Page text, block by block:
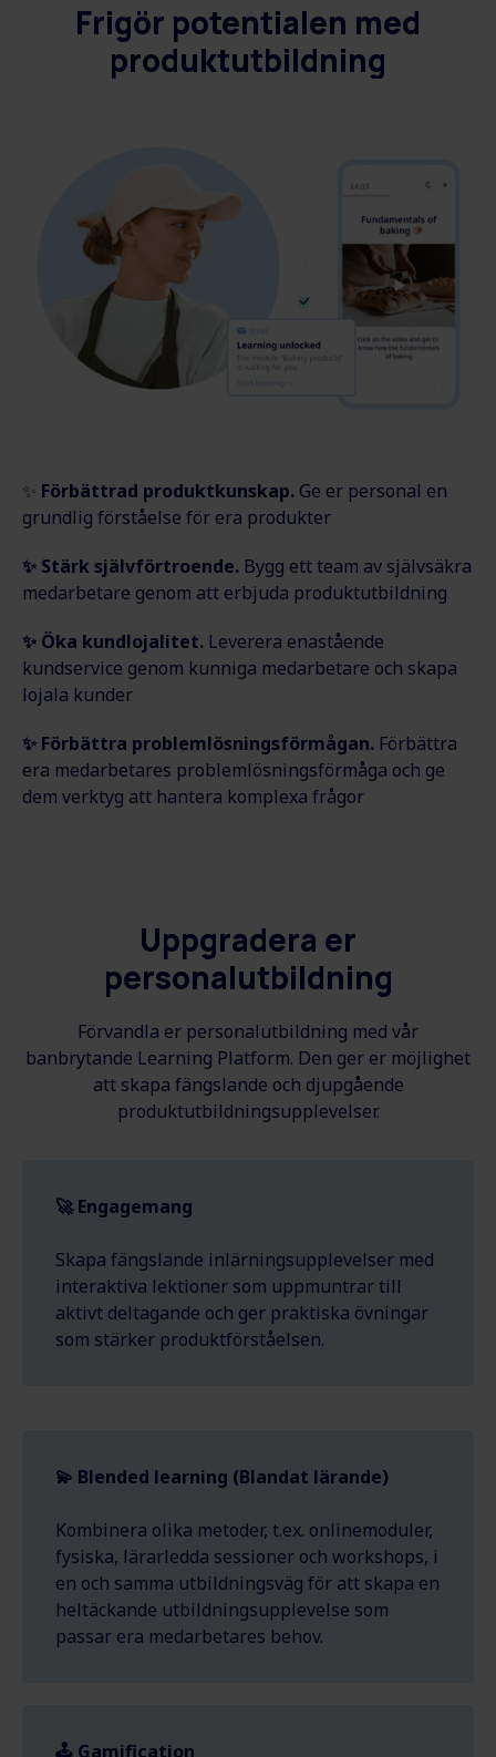
Frigör potentialen med
produktutbildning
✨ Förbättrad produktkunskap. Ge er personal en
grundlig förståelse för era produkter
✨ Stärk självförtroende. Bygg ett team av självsäkra
medarbetare genom att erbjuda produktutbildning
✨ Öka kundlojalitet. Leverera enastående
kundservice genom kunniga medarbetare och skapa
lojala kunder
✨ Förbättra problemlösningsförmågan. Förbättra
era medarbetares problemlösningsförmåga och ge
dem verktyg att hantera komplexa frågor
Uppgradera er
personalutbildning
Förvandla er personalutbildning med vår
banbrytande Learning Platform. Den ger er möjlighet
att skapa fängslande och djupgående
produktutbildningsupplevelser.
🚀 Engagemang
Skapa fängslande inlärningsupplevelser med
interaktiva lektioner som uppmuntrar till
aktivt deltagande och ger praktiska övningar
som stärker produktförståelsen.
💫 Blended learning (Blandat lärande)
Kombinera olika metoder, t.ex. onlinemoduler,
fysiska, lärarledda sessioner och workshops, i
en och samma utbildningsväg för att skapa en
heltäckande utbildningsupplevelse som
passar era medarbetares behov.
🕹️ Gamification